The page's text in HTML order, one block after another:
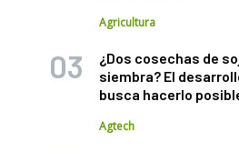
Agricultura
¿Dos cosechas de
siembra? El
busca hacerlo
Agtech